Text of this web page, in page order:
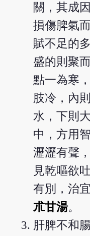
關，其成
損傷脾氣
賦不足的
盛的則聚
點一為寒
肢冷，內
水，下則
中，方用
瀝瀝有聲
見乾嘔欲
有別，治
朮甘湯。
肝脾不和